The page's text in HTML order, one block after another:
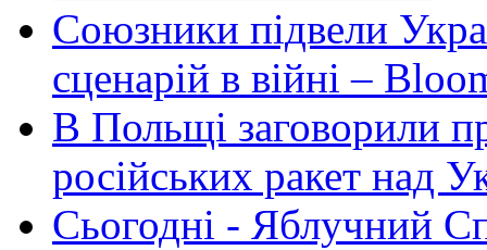
Союзники підвели
сценарій в війні –
В Польщі заговорили
російських ракет над
Сьогодні - Яблучний